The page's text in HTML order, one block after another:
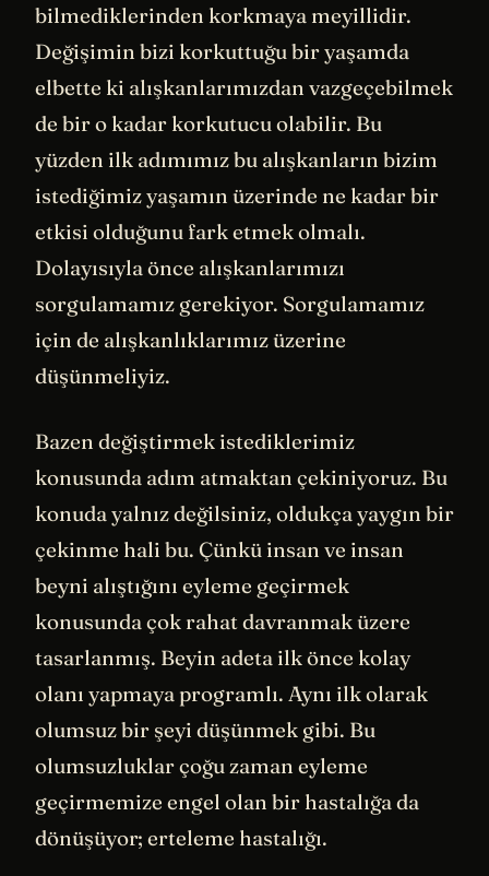
bilmediklerinden korkmaya meyillidir.
Değişimin bizi korkuttuğu bir yaşamda
elbette ki alışkanlarımızdan vazgeçebilmek
de bir o kadar korkutucu olabilir. Bu
yüzden ilk adımımız bu alışkanların bizim
istediğimiz yaşamın üzerinde ne kadar bir
etkisi olduğunu fark etmek olmalı.
Dolayısıyla önce alışkanlarımızı
sorgulamamız gerekiyor. Sorgulamamız
için de alışkanlıklarımız üzerine
düşünmeliyiz.
Bazen değiştirmek istediklerimiz
konusunda adım atmaktan çekiniyoruz. Bu
konuda yalnız değilsiniz, oldukça yaygın bir
çekinme hali bu. Çünkü insan ve insan
beyni alıştığını eyleme geçirmek
konusunda çok rahat davranmak üzere
tasarlanmış. Beyin adeta ilk önce kolay
olanı yapmaya programlı. Aynı ilk olarak
olumsuz bir şeyi düşünmek gibi. Bu
olumsuzluklar çoğu zaman eyleme
geçirmemize engel olan bir hastalığa da
dönüşüyor; erteleme hastalığı.